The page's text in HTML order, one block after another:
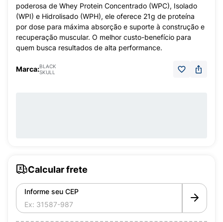
poderosa de Whey Protein Concentrado (WPC), Isolado
(WPI) e Hidrolisado (WPH), ele oferece 21g de proteína
por dose para máxima absorção e suporte à construção e
recuperação muscular. O melhor custo-benefício para
quem busca resultados de alta performance.
Marca:BLACK
SKULL
Calcular frete
Informe seu CEP